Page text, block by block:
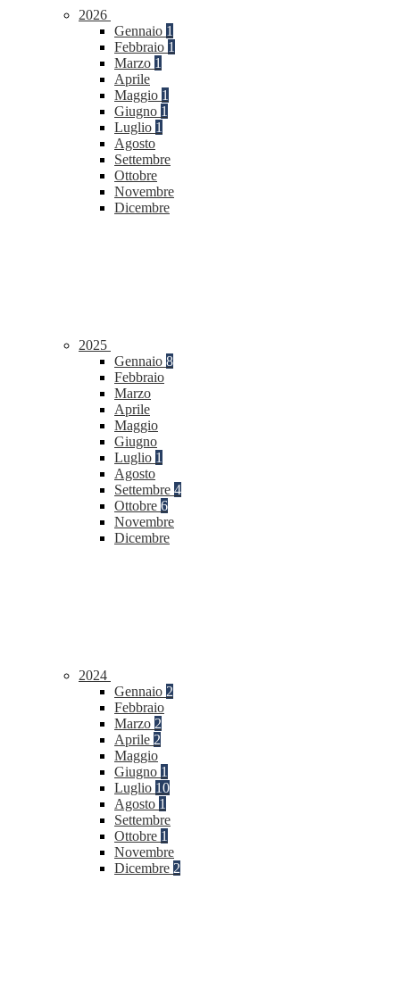
2026
Gennaio 1
Febbraio 1
Marzo 1
Aprile
Maggio 1
Giugno 1
Luglio 1
Agosto
Settembre
Ottobre
Novembre
Dicembre
2025
Gennaio 8
Febbraio
Marzo
Aprile
Maggio
Giugno
Luglio 1
Agosto
Settembre 4
Ottobre 6
Novembre
Dicembre
2024
Gennaio 2
Febbraio
Marzo 2
Aprile 2
Maggio
Giugno 1
Luglio 10
Agosto 1
Settembre
Ottobre 1
Novembre
Dicembre 2